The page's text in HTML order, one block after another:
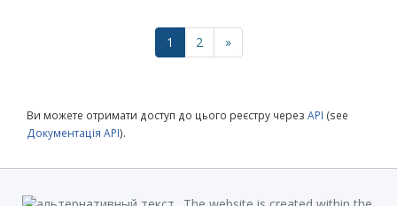
1 2 »
Ви можете отримати доступ до цього реєстру через API (see
Документація API).